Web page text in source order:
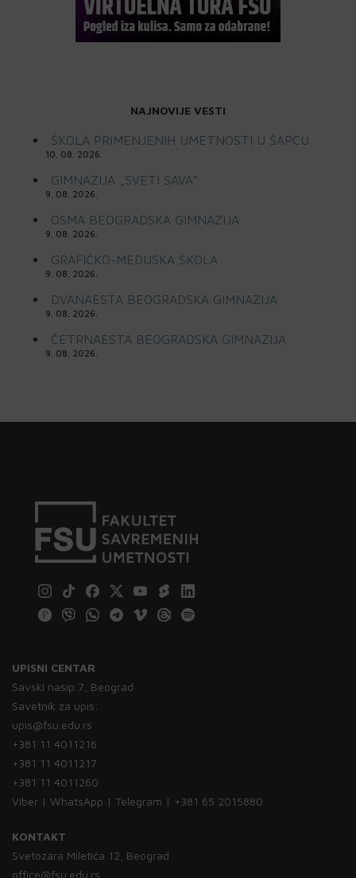
NAJNOVIJE VESTI
ŠKOLA PRIMENJENIH UMETNOSTI U ŠAPCU
10. 08. 2026.
GIMNAZIJA „SVETI SAVA“
9. 08. 2026.
OSMA BEOGRADSKA GIMNAZIJA
9. 08. 2026.
GRAFIČKO-MEDIJSKA ŠKOLA
9. 08. 2026.
DVANAESTA BEOGRADSKA GIMNAZIJA
9. 08. 2026.
ČETRNAESTA BEOGRADSKA GIMNAZIJA
9. 08. 2026.
UPISNI CENTAR
Savski nasip 7, Beograd
Savetnik za upis:
upis@fsu.edu.rs
+381 11 4011216
+381 11 4011217
+381 11 4011260
Viber | WhatsApp | Telegram | +381 65 2015880
KONTAKT
Svetozara Miletića 12, Beograd
office@fsu.edu.rs